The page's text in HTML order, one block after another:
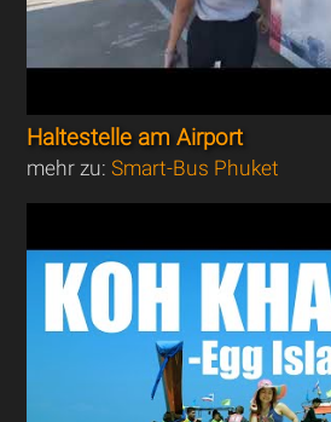
Haltestelle am Airport
mehr zu:Smart-Bus Phuket